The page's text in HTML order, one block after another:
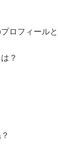
ロフィールと
？